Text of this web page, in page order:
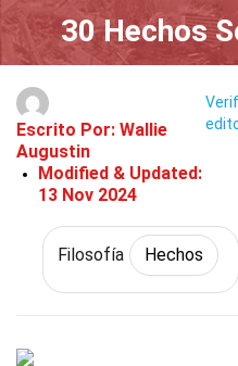
30 Hechos
Escrito Por: Wallie
Augustin
Modified & Updated:
13 Nov 2024
Filosofía Hechos